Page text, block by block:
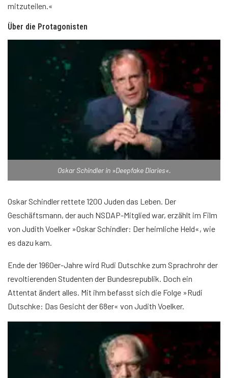
mitzuteilen.«
Über die Protagonisten
Oskar Schindler in »Deepfake Diaries«.
Oskar Schindler rettete 1200 Juden das Leben. Der
Geschäftsmann, der auch NSDAP-Mitglied war, erzählt im Film
von Judith Voelker »Oskar Schindler: Der heimliche Held«, wie
es dazu kam.
Ende der 1960er-Jahre wird Rudi Dutschke zum Sprachrohr der
revoltierenden Studenten der Bundesrepublik. Doch ein
Attentat ändert alles. Mit ihm befasst sich die Folge »Rudi
Dutschke: Das Gesicht der 68er« von Judith Voelker.